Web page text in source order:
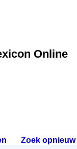
Online
Zoek opnieuw.